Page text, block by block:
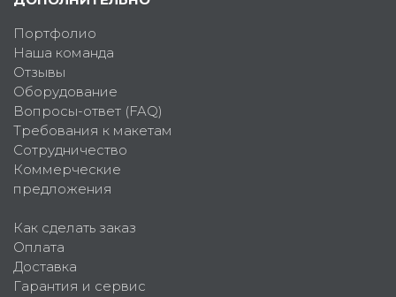
Портфолио
Наша команда
Отзывы
Оборудование
Вопросы-ответ (FAQ)
Требования к макетам
Сотрудничество
Коммерческие
предложения
Как сделать заказ
Оплата
Доставка
Гарантия и сервис